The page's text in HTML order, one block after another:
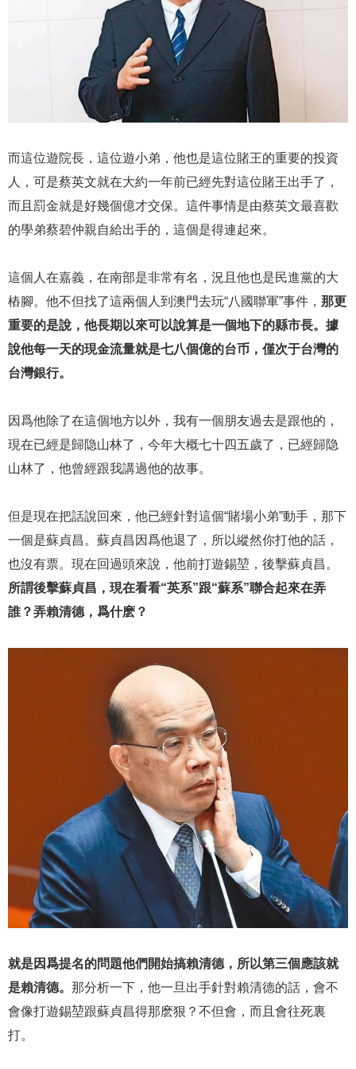
而這位遊院長，這位遊小弟，他也是這位賭王的重要的投資
人，可是蔡英文就在大約一年前已經先對這位賭王出手了，
而且罰金就是好幾個億才交保。這件事情是由蔡英文最喜歡
的學弟蔡碧仲親自給出手的，這個是得連起來。
這個人在嘉義，在南部是非常有名，況且他也是民進黨的大
樁腳。他不但找了這兩個人到澳門去玩“八國聯軍”事件， 那更
重要的是說，他長期以來可以說算是一個地下的縣市長。據
說他每一天的現金流量就是七八個億的台币，僅次于台灣的
台灣銀行。
因爲他除了在這個地方以外，我有一個朋友過去是跟他的，
現在已經是歸隐山林了，今年大概七十四五歲了，已經歸隐
山林了，他曾經跟我講過他的故事。
但是現在把話說回來，他已經針對這個“賭場小弟”動手，那下
一個是蘇貞昌。蘇貞昌因爲他退了，所以縱然你打他的話，
也沒有票。現在回過頭來說，他前打遊錫堃，後擊蘇貞昌。
所謂後擊蘇貞昌，現在看看“英系”跟“蘇系”聯合起來在弄
誰？弄賴清德，爲什麽？
就是因爲提名的問題他們開始搞賴清德，所以第三個應該就
是賴清德。 那分析一下，他一旦出手針對賴清德的話，會不
會像打遊錫堃跟蘇貞昌得那麽狠？不但會，而且會往死裏
打。